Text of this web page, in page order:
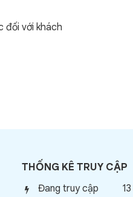
đối với khách
THỐNG KÊ TRUY CẬP
Đang truy cập 13